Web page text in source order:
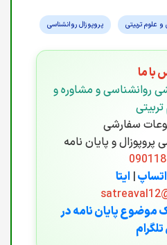
علوم تربیتی پروپوزال روانشناسی
با ما
روانشناسی و مشاوره و
سفارشی
و پایان نامه
| ایتا
موضوع پایان نامه در
تلگرام